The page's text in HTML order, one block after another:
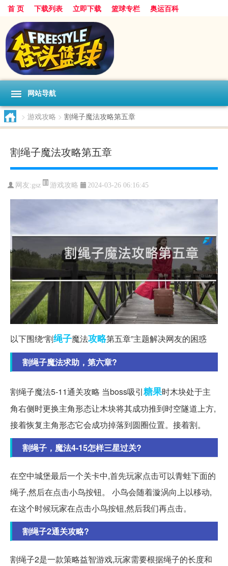
首 页 下载列表 立即下载 篮球专栏 奥运百科
网站导航
> 游戏攻略 > 割绳子魔法攻略第五章
割绳子魔法攻略第五章
网友:gsz 游戏攻略 2024-03-26 06:16:45
以下围绕“割绳子魔法攻略第五章”主题解决网友的困惑
割绳子魔法求助，第六章?
割绳子魔法5-11通关攻略 当boss吸引糖果时木块处于主
角右侧时更换主角形态让木块将其成功推到时空隧道上方,
接着恢复主角形态它会成功掉落到圆圈位置。接着割。
割绳子，魔法4-15怎样三星过关?
在空中城堡最后一个关卡中,首先玩家点击可以青蛙下面的
绳子,然后在点击小鸟按钮。 小鸟会随着漩涡向上以移动,
在这个时候玩家在点击小鸟按钮,然后我们再点击。
割绳子2通关攻略?
割绳子2是一款策略益智游戏,玩家需要根据绳子的长度和